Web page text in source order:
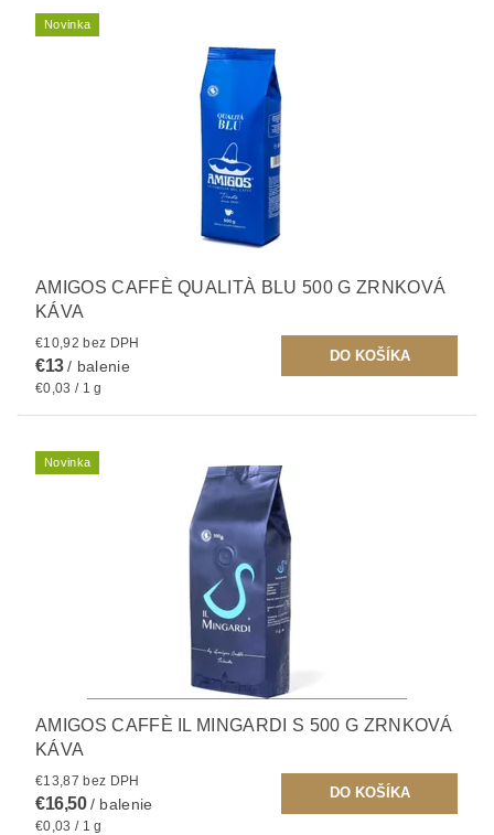
Novinka
AMIGOS CAFFÈ QUALITÀ BLU 500 G ZRNKOVÁ
KÁVA
€10,92 bez DPH
€13/ balenie
€0,03 / 1 g
Novinka
AMIGOS CAFFÈ IL MINGARDI S 500 G ZRNKOVÁ
KÁVA
€13,87 bez DPH
€16,50/ balenie
€0,03 / 1 g